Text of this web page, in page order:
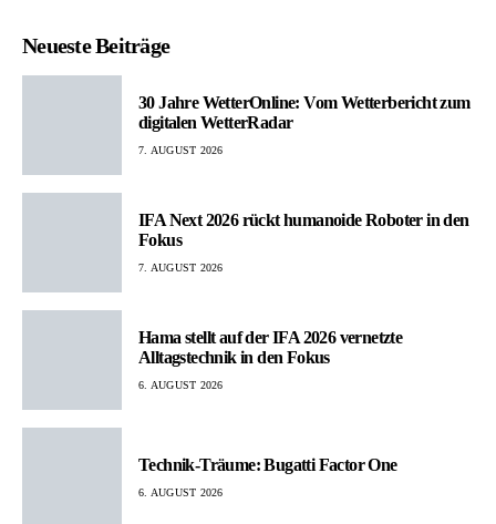
Neueste Beiträge
30 Jahre WetterOnline: Vom Wetterbericht zum
digitalen WetterRadar
7. AUGUST 2026
IFA Next 2026 rückt humanoide Roboter in den
Fokus
7. AUGUST 2026
Hama stellt auf der IFA 2026 vernetzte
Alltagstechnik in den Fokus
6. AUGUST 2026
Technik-Träume: Bugatti Factor One
6. AUGUST 2026